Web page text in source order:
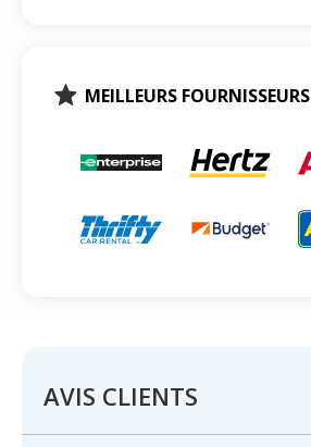
MEILLEURS FOURNISSEURS
AVIS CLIENTS